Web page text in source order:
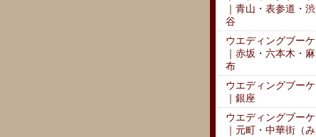
｜青山・表参道・渋
谷
ウエディングブーケ
｜赤坂・六本木・麻
布
ウエディングブーケ
｜銀座
ウエディングブーケ
｜元町・中華街（み